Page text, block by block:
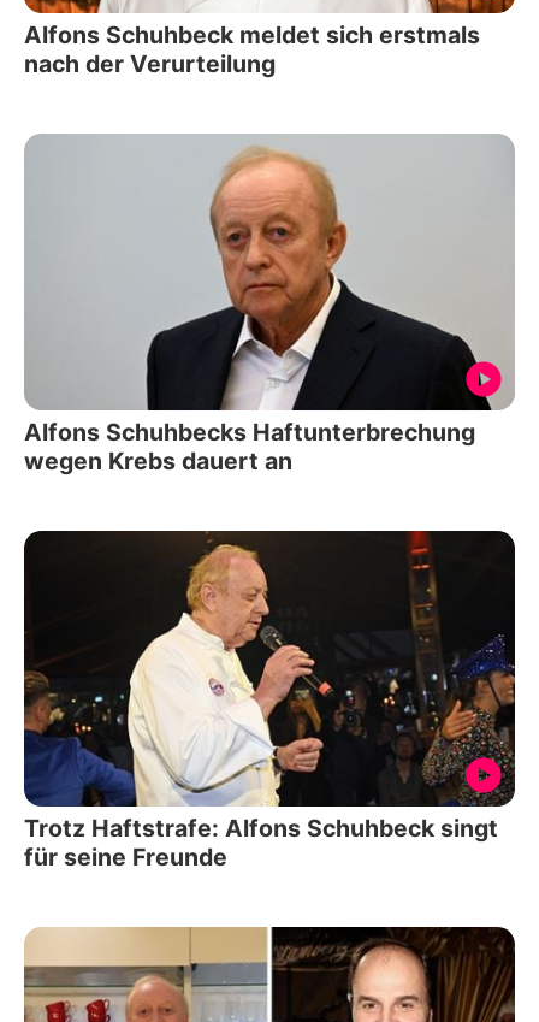
Alfons Schuhbeck meldet sich erstmals
nach der Verurteilung
Alfons Schuhbecks Haftunterbrechung
wegen Krebs dauert an
Trotz Haftstrafe: Alfons Schuhbeck singt
für seine Freunde